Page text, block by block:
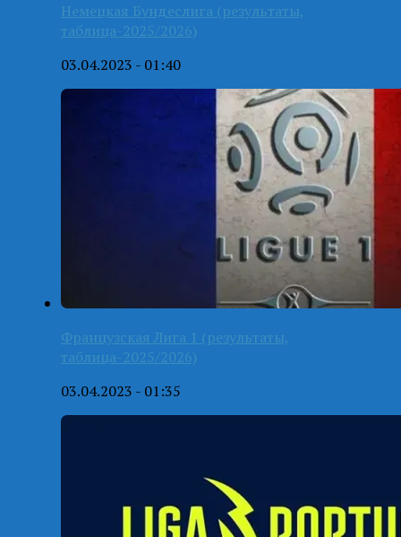
Немецкая Бундеслига (результаты,
таблица-2025/2026)
03.04.2023 - 01:40
Французская Лига 1 (результаты,
таблица-2025/2026)
03.04.2023 - 01:35